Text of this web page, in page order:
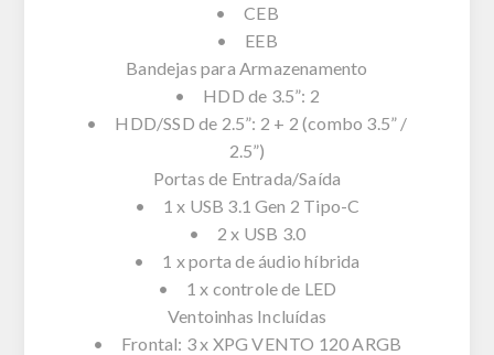
• CEB
• EEB
Bandejas para Armazenamento
• HDD de 3.5”: 2
• HDD/SSD de 2.5”: 2 + 2 (combo 3.5” /
2.5”)
Portas de Entrada/Saída
• 1 x USB 3.1 Gen 2 Tipo-C
• 2 x USB 3.0
• 1 x porta de áudio híbrida
• 1 x controle de LED
Ventoinhas Incluídas
• Frontal: 3 x XPG VENTO 120 ARGB